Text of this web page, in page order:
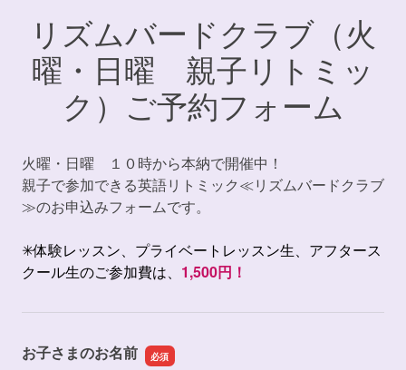
リズムバードクラブ（火
曜・日曜 親子リトミッ
ク）ご予約フォーム
火曜・日曜 １０時から本納で開催中！
親子で参加できる英語リトミック≪リズムバードクラブ
≫のお申込みフォームです。
✳︎体験レッスン、プライベートレッスン生、アフタース
クール生のご参加費は、 1,500円！
お子さまのお名前